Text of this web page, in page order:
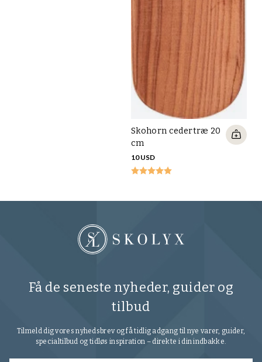
Skohorn cedertræ 20
cm
10 USD
Få de seneste nyheder, guider og
tilbud
Tilmeld dig vores nyhedsbrev og få tidlig adgang til nye varer, guider,
specialtilbud og tidløs inspiration – direkte i din indbakke.